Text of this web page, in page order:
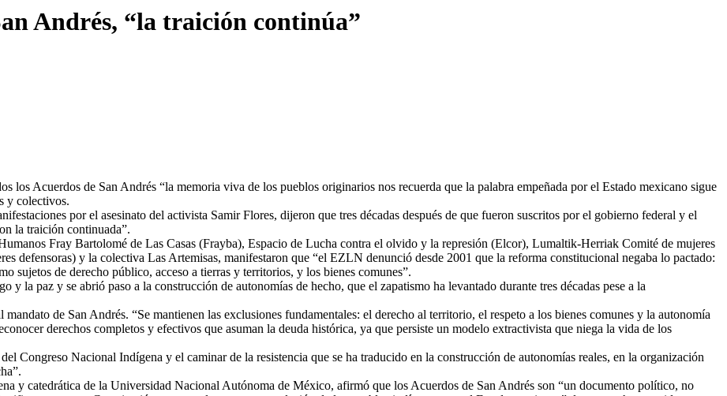
Andrés, “la traición continúa”
los Acuerdos de San Andrés “la memoria viva de los pueblos originarios nos recuerda que la palabra empeñada por el Estado mexicano sigue
y colectivos.
por el asesinato del activista Samir Flores, dijeron que tres décadas después de que fueron suscritos por el gobierno federal y el
la traición continuada”.
Fray Bartolomé de Las Casas (Frayba), Espacio de Lucha contra el olvido y la represión (Elcor), Lumaltik-Herriak Comité de mujeres
defensoras) y la colectiva Las Artemisas, manifestaron que “el EZLN denunció desde 2001 que la reforma constitucional negaba lo pactado:
sujetos de derecho público, acceso a tierras y territorios, y los bienes comunes”.
y la paz y se abrió paso a la construcción de autonomías de hecho, que el zapatismo ha levantado durante tres décadas pese a la
de San Andrés. “Se mantienen las exclusiones fundamentales: el derecho al territorio, el respeto a los bienes comunes y la autonomía
derechos completos y efectivos que asuman la deuda histórica, ya que persiste un modelo extractivista que niega la vida de los
Congreso Nacional Indígena y el caminar de la resistencia que se ha traducido en la construcción de autonomías reales, en la organización
y catedrática de la Universidad Nacional Autónoma de México, afirmó que los Acuerdos de San Andrés son “un documento político, no